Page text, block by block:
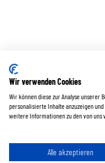
Wir verwenden Cookies
Wir können diese zur Analyse unserer
personalisierte Inhalte anzuzeigen
weitere Informationen zu den von uns
Alle akzeptieren